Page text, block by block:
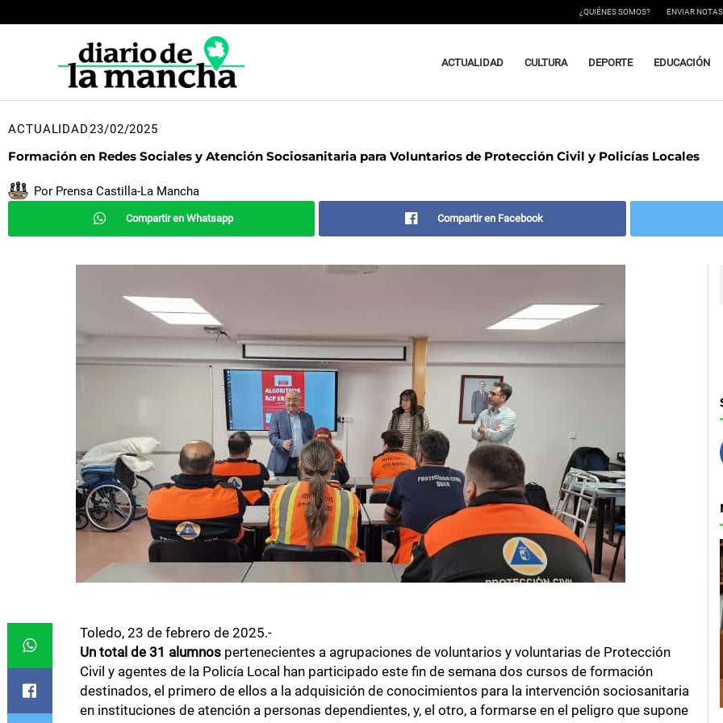
al
¿QUIÉNES SOMOS? ENVIAR
ACTUALIDAD CULTURA DEPORTE EDUCACIÓN
ACTUALIDAD23/02/2025
Formación en Redes Sociales y Atención Sociosanitaria para Voluntarios de Protección Civil y Policías Locales
Por Prensa Castilla-La Mancha
Compartir en Whatsapp Compartir en Facebook
Toledo, 23 de febrero de 2025.-
Un total de 31 alumnospertenecientes a agrupaciones de voluntarios y voluntarias de Protección
Civil y agentes de la Policía Local han participado este fin de semana dos cursos de formación
destinados, el primero de ellos a la adquisición de conocimientos para la intervención sociosanitaria
en instituciones de atención a personas dependientes, y, el otro, a formarse en el peligro que supone